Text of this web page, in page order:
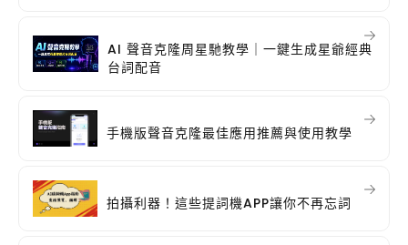
AI 聲音克隆周星馳教學｜一鍵生成星爺經典
台詞配音
手機版聲音克隆最佳應用推薦與使用教學
拍攝利器！這些提詞機APP讓你不再忘詞